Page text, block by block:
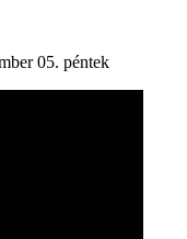
05. péntek